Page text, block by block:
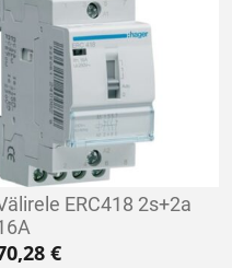
ERC418 2s+2a
€